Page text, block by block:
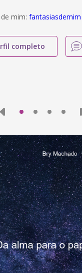
de mim:fantasiasdemim
completo